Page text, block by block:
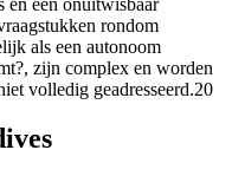
rondom
als een autonoom
zijn complex en worden
volledig geadresseerd.20